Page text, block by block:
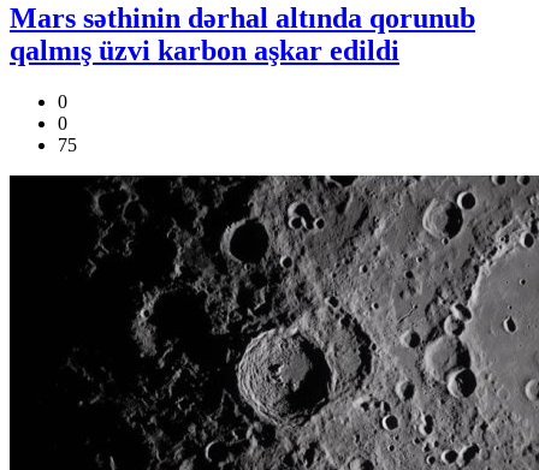
Mars səthinin dərhal altında qorunub
qalmış üzvi karbon aşkar edildi
0
0
75